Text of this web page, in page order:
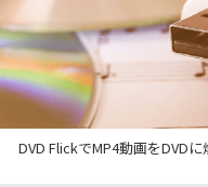
DVD FlickでMP4動画をDVD